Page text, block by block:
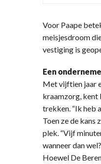
Voor Paape
meisjesdroom
vestiging is
Een
Met vijftien jaar
kraamzorg, kent
trekken. “Ik heb
Toen ze de kans
plek. “Vijf
wanneer dan
Hoewel De